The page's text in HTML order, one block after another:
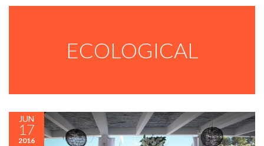
ECOLOGICAL
JUN
17
2016